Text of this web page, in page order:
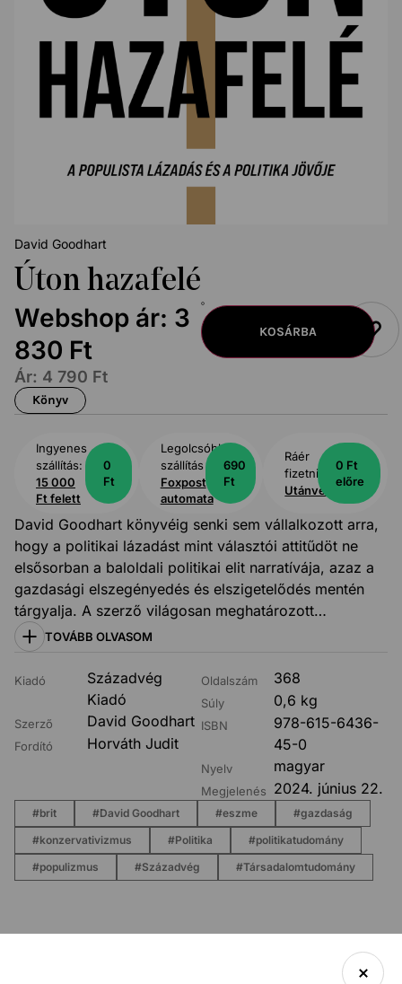
David Goodhart
Úton hazafelé
Webshop ár: 3
830 Ft
Ár: 4 790 Ft
KOSÁRBA
Könyv
Ingyenes
szállítás:
15 000
Ft felett
0
Ft
Legolcsóbb
szállítás
Foxpost
automata
690
Ft
Ráér
fizetni:
Utánvét
0 Ft
előre
David Goodhart könyvéig senki sem vállalkozott arra,
hogy a politikai lázadást mint választói attitűdöt ne
elsősorban a baloldali politikai elit narratívája, azaz a
gazdasági elszegényedés és elszigetelődés mentén
tárgyalja. A szerző világosan meghatározott
fogalmakra felfűzve, tudatosan szakít könyvében az
eddig fősodratúnak mondható magyarázatokkal. Saját
terminusai segítségével egy új megközelítéssel
szembesíti az olvasót, amely nem a megszokott,
jobboldali-baloldali törésvonallal magyarázza a
társadalom változás iránti éhségét, hanem sokkal
inkább annak két részre szakadt csoportja
hagyományokhoz, kultúrához és etnikai identitáshoz
való eltérő viszonya alapján.
TOVÁBB OLVASOM
Kiadó
Századvég
Kiadó
Szerző David Goodhart
Fordító Horváth Judit
Oldalszám 368
Súly 0,6 kg
ISBN
978-615-6436-
45-0
Nyelv magyar
Megjelenés 2024. június 22.
brit David Goodhart eszme
gazdaság
konzervativizmus
Politika
politikatudomány
populizmus
Századvég Társadalomtudomány